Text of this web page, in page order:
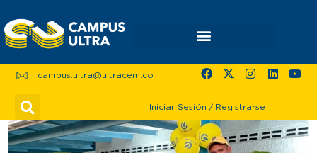
campus.ultra@ultracem.co
Iniciar Sesión / Registrarse